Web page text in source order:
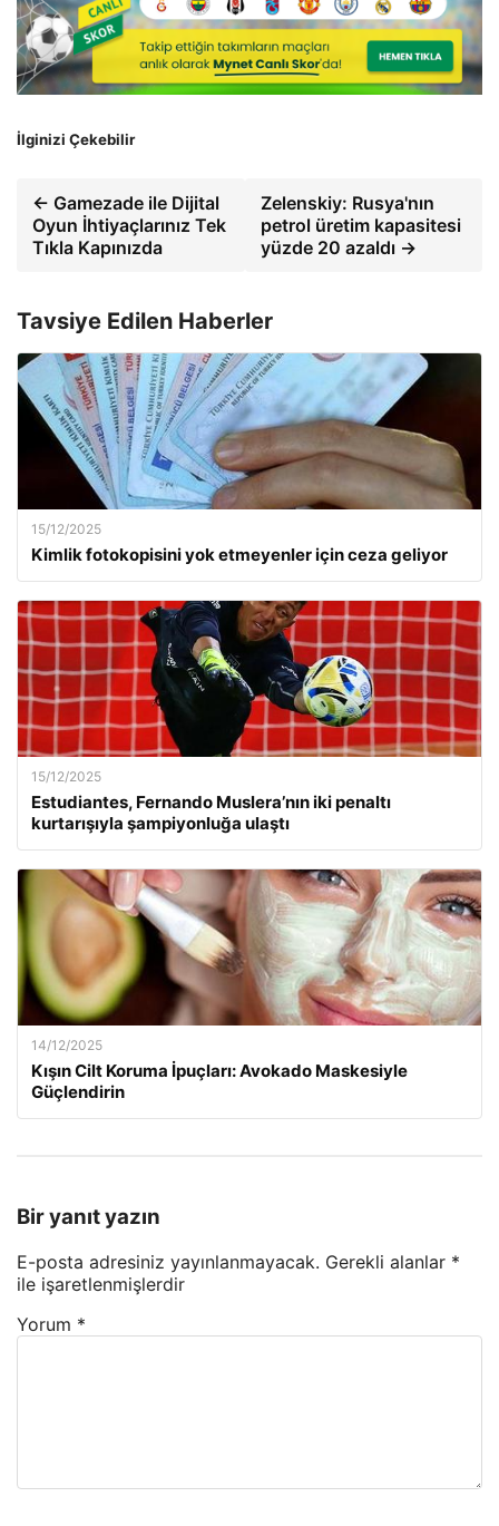
İlginizi Çekebilir
← Gamezade ile Dijital
Oyun İhtiyaçlarınız Tek
Tıkla Kapınızda
Zelenskiy: Rusya'nın
petrol üretim kapasitesi
yüzde 20 azaldı →
Tavsiye Edilen Haberler
15/12/2025
Kimlik fotokopisini yok etmeyenler için ceza geliyor
15/12/2025
Estudiantes, Fernando Muslera’nın iki penaltı
kurtarışıyla şampiyonluğa ulaştı
14/12/2025
Kışın Cilt Koruma İpuçları: Avokado Maskesiyle
Güçlendirin
Bir yanıt yazın
E-posta adresiniz yayınlanmayacak. Gerekli alanlar *
ile işaretlenmişlerdir
Yorum *